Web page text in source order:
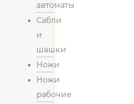
автоматы
Сабли
и
шашки
Ножи
Ножи
рабочие